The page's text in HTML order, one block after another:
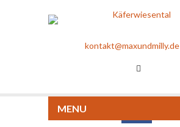
kontakt@maxundmilly.de
MENU